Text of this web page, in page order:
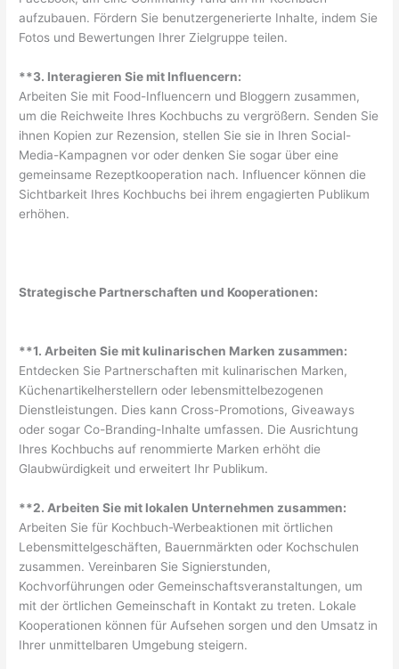
aufzubauen. Fördern Sie benutzergenerierte Inhalte, indem Sie
Fotos und Bewertungen Ihrer Zielgruppe teilen.
**3. Interagieren Sie mit Influencern:
Arbeiten Sie mit Food-Influencern und Bloggern zusammen,
um die Reichweite Ihres Kochbuchs zu vergrößern. Senden Sie
ihnen Kopien zur Rezension, stellen Sie sie in Ihren Social-
Media-Kampagnen vor oder denken Sie sogar über eine
gemeinsame Rezeptkooperation nach. Influencer können die
Sichtbarkeit Ihres Kochbuchs bei ihrem engagierten Publikum
erhöhen.
Strategische Partnerschaften und Kooperationen:
**1. Arbeiten Sie mit kulinarischen Marken zusammen:
Entdecken Sie Partnerschaften mit kulinarischen Marken,
Küchenartikelherstellern oder lebensmittelbezogenen
Dienstleistungen. Dies kann Cross-Promotions, Giveaways
oder sogar Co-Branding-Inhalte umfassen. Die Ausrichtung
Ihres Kochbuchs auf renommierte Marken erhöht die
Glaubwürdigkeit und erweitert Ihr Publikum.
**2. Arbeiten Sie mit lokalen Unternehmen zusammen:
Arbeiten Sie für Kochbuch-Werbeaktionen mit örtlichen
Lebensmittelgeschäften, Bauernmärkten oder Kochschulen
zusammen. Vereinbaren Sie Signierstunden,
Kochvorführungen oder Gemeinschaftsveranstaltungen, um
mit der örtlichen Gemeinschaft in Kontakt zu treten. Lokale
Kooperationen können für Aufsehen sorgen und den Umsatz in
Ihrer unmittelbaren Umgebung steigern.